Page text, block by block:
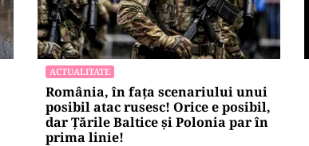
ACTUALITATE
România, în fața scenariului unui
posibil atac rusesc! Orice e posibil,
dar Țările Baltice și Polonia par în
prima linie!